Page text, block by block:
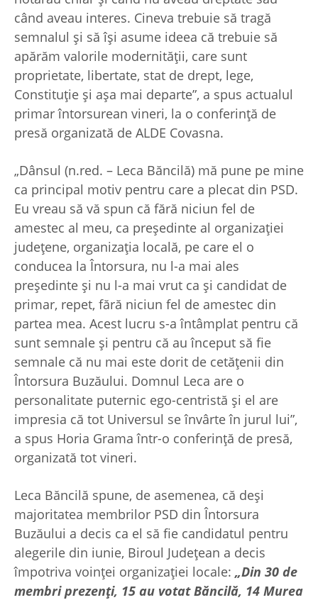
când aveau interes. Cineva trebuie să tragă
semnalul şi să îşi asume ideea că trebuie să
apărăm valorile modernităţii, care sunt
proprietate, libertate, stat de drept, lege,
Constituţie şi aşa mai departe”, a spus actualul
primar întorsurean vineri, la o conferinţă de
presă organizată de ALDE Covasna.
„Dânsul (n.red. – Leca Băncilă) mă pune pe mine
ca principal motiv pentru care a plecat din PSD.
Eu vreau să vă spun că fără niciun fel de
amestec al meu, ca preşedinte al organizaţiei
judeţene, organizaţia locală, pe care el o
conducea la Întorsura, nu l-a mai ales
preşedinte şi nu l-a mai vrut ca şi candidat de
primar, repet, fără niciun fel de amestec din
partea mea. Acest lucru s-a întâmplat pentru că
sunt semnale şi pentru că au început să fie
semnale că nu mai este dorit de cetăţenii din
Întorsura Buzăului. Domnul Leca are o
personalitate puternic ego-centristă şi el are
impresia că tot Universul se învârte în jurul lui”,
a spus Horia Grama într-o conferinţă de presă,
organizată tot vineri.
Leca Băncilă spune, de asemenea, că deşi
majoritatea membrilor PSD din Întorsura
Buzăului a decis ca el să fie candidatul pentru
alegerile din iunie, Biroul Judeţean a decis
împotriva voinţei organizaţiei locale: „Din 30 de
membri prezenţi, 15 au votat Băncilă, 14 Murea